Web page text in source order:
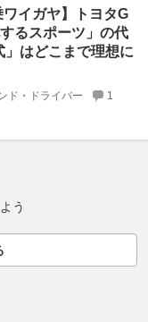
ワイガヤ】トヨタG
るスポーツ」の代
はどこまで理想に
ド・ドライバー 1
う